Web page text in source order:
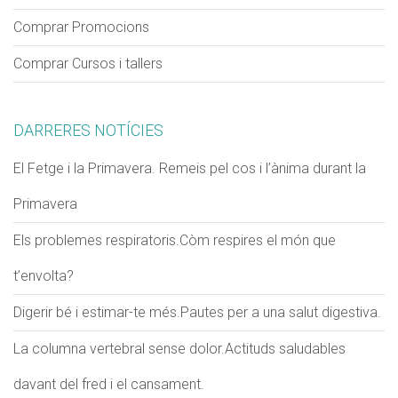
Comprar Promocions
Comprar Cursos i tallers
DARRERES NOTÍCIES
El Fetge i la Primavera. Remeis pel cos i l’ànima durant la
Primavera
Els problemes respiratoris.Còm respires el món que
t’envolta?
Digerir bé i estimar-te més.Pautes per a una salut digestiva.
La columna vertebral sense dolor.Actituds saludables
davant del fred i el cansament.
VERIFICACIÓ
Exemple: 12